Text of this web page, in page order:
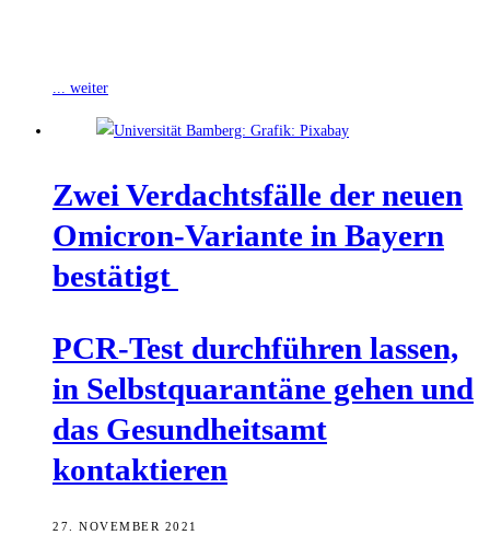
... weiter
Zwei Ver­dachts­fäl­le der neu­en
Omic­ron-Vari­an­te in Bay­ern
bestätigt
PCR-Test durch­füh­ren las­sen,
in Selbst­qua­ran­tä­ne gehen und
das Gesund­heits­amt
kontaktieren
27. NOVEMBER 2021